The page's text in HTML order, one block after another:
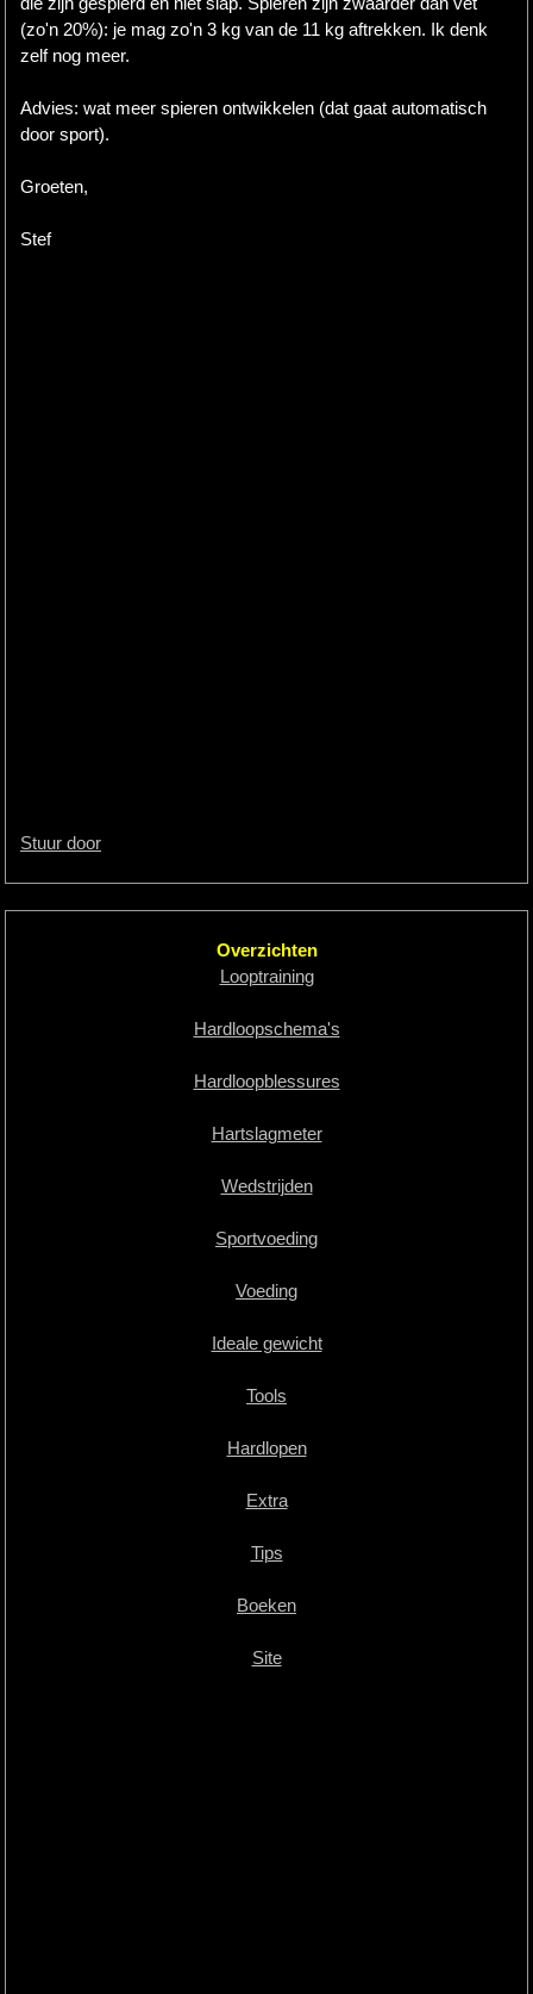
(zo'n 20%): je mag zo'n 3 kg van de 11 kg aftrekken. Ik denk
zelf nog meer.
Advies: wat meer spieren ontwikkelen (dat gaat automatisch
door sport).
Groeten,
Stef
Stuur door
Overzichten
Looptraining
Hardloopschema's
Hardloopblessures
Hartslagmeter
Wedstrijden
Sportvoeding
Voeding
Ideale gewicht
Tools
Hardlopen
Extra
Tips
Boeken
Site